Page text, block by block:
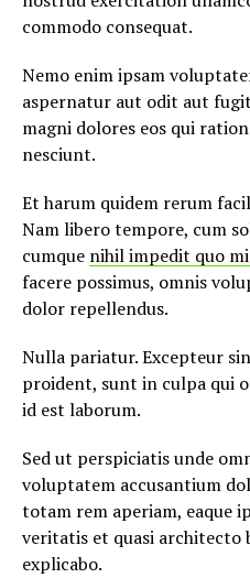
commodo consequat.
Nemo enim ipsam
aspernatur aut odit aut
magni dolores eos qui
nesciunt.
Et harum quidem rerum
Nam libero tempore, cum
cumque nihil impedit quo
facere possimus, omnis
dolor repellendus.
Nulla pariatur. Excepteur
proident, sunt in culpa qui
id est laborum.
Sed ut perspiciatis unde
voluptatem accusantium
totam rem aperiam, eaque
veritatis et quasi architecto
explicabo.